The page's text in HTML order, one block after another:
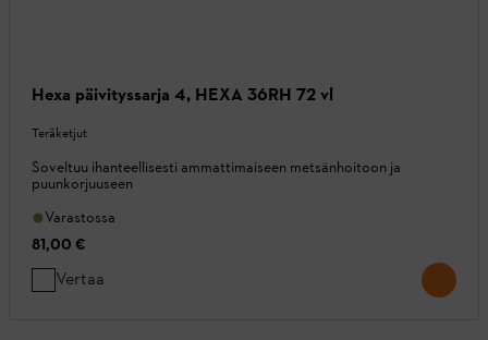
Hexa päivityssarja 4, HEXA 36RH 72 vl
Teräketjut
Soveltuu ihanteellisesti ammattimaiseen metsänhoitoon ja
puunkorjuuseen
Varastossa
81,00 €
Vertaa